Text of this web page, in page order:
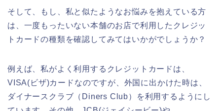
そして、もし、私と似たようなお悩みを抱えている方
は、一度もったいない本舗のお店で利用したクレジッ
トカードの種類を確認してみてはいかがでしょうか？
例えば、私がよく利用するクレジットカードは、
VISA(ビザ)カードなのですが、外国に出かけた時は、
ダイナースクラブ（Diners Club）を利用するようにし